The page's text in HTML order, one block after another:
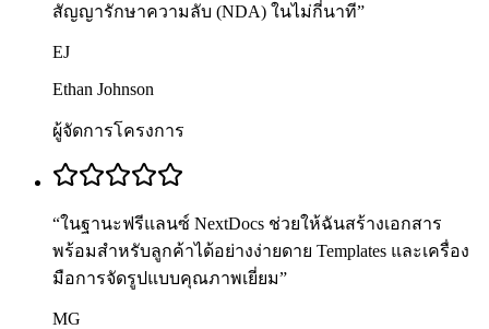
สัญญารักษาความลับ (NDA) ในไม่กี่นาที”
EJ
Ethan Johnson
ผู้จัดการโครงการ
“ในฐานะฟรีแลนซ์ NextDocs ช่วยให้ฉันสร้างเอกสาร
พร้อมสำหรับลูกค้าได้อย่างง่ายดาย Templates และเครื่อง
มือการจัดรูปแบบคุณภาพเยี่ยม”
MG